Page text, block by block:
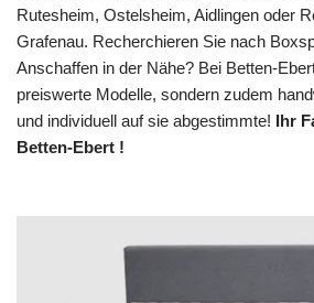
Rutesheim, Ostelsheim, Aidlingen oder
Grafenau. Recherchieren Sie nach
Anschaffen in der Nähe? Bei Betten-
preiswerte Modelle, sondern zudem
und individuell auf sie abgestimmte! Ihr
Betten-Ebert !